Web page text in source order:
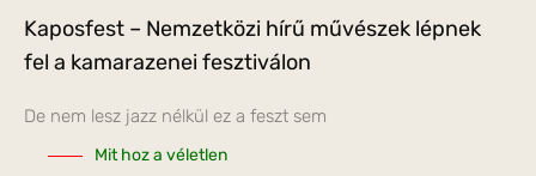
Kaposfest – Nemzetközi hírű művészek lépnek
fel a kamarazenei fesztiválon
De nem lesz jazz nélkül ez a feszt sem
Mit hoz a véletlen